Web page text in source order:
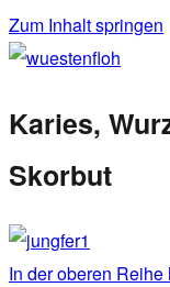
Zum Inhalt springen
wuestenfloh
Karies,
Skorbut
In der oberen